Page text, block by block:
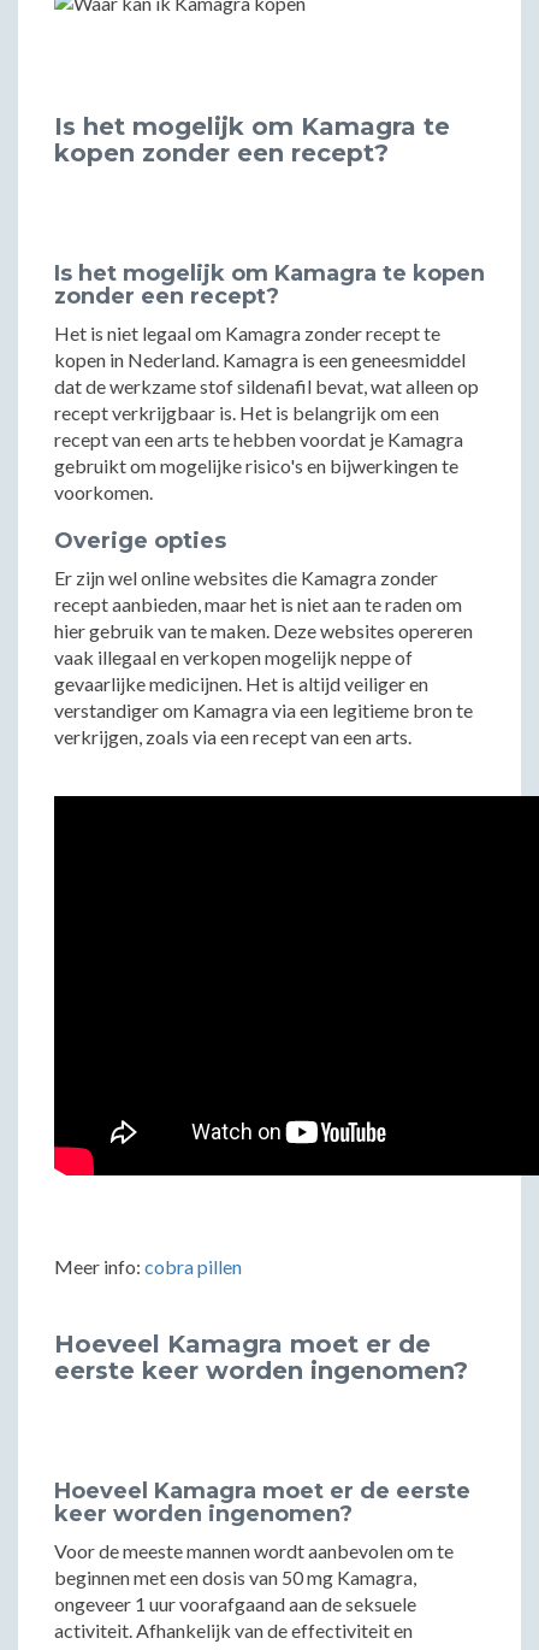
Is het mogelijk om Kamagra te
kopen zonder een recept?
Is het mogelijk om Kamagra te kopen
zonder een recept?
Het is niet legaal om Kamagra zonder recept te
kopen in Nederland. Kamagra is een geneesmiddel
dat de werkzame stof sildenafil bevat, wat alleen op
recept verkrijgbaar is. Het is belangrijk om een
recept van een arts te hebben voordat je Kamagra
gebruikt om mogelijke risico's en bijwerkingen te
voorkomen.
Overige opties
Er zijn wel online websites die Kamagra zonder
recept aanbieden, maar het is niet aan te raden om
hier gebruik van te maken. Deze websites opereren
vaak illegaal en verkopen mogelijk neppe of
gevaarlijke medicijnen. Het is altijd veiliger en
verstandiger om Kamagra via een legitieme bron te
verkrijgen, zoals via een recept van een arts.
Meer info: cobra pillen
Hoeveel Kamagra moet er de
eerste keer worden ingenomen?
Hoeveel Kamagra moet er de eerste
keer worden ingenomen?
Voor de meeste mannen wordt aanbevolen om te
beginnen met een dosis van 50 mg Kamagra,
ongeveer 1 uur voorafgaand aan de seksuele
activiteit. Afhankelijk van de effectiviteit en